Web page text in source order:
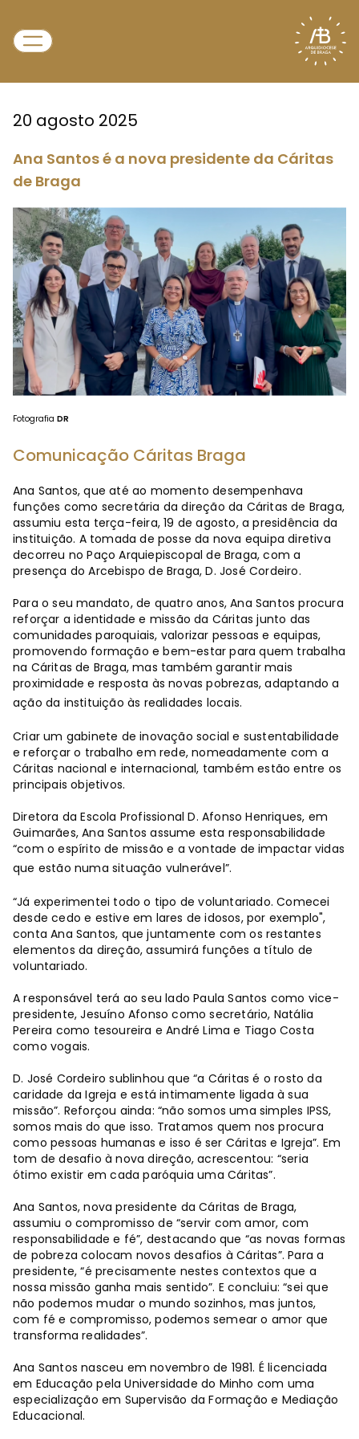
20 agosto 2025
Ana Santos é a nova presidente da Cáritas
de Braga
Fotografia DR
Comunicação Cáritas Braga
Ana Santos, que até ao momento desempenhava
funções como secretária da direção da Cáritas de Braga,
assumiu esta terça-feira, 19 de agosto, a presidência da
instituição. A tomada de posse da nova equipa diretiva
decorreu no Paço Arquiepiscopal de Braga, com a
presença do Arcebispo de Braga, D. José Cordeiro.
Para o seu mandato, de quatro anos, Ana Santos procura
reforçar a identidade e missão da Cáritas junto das
comunidades paroquiais, valorizar pessoas e equipas,
promovendo formação e bem-estar para quem trabalha
na Cáritas de Braga, mas também garantir mais
proximidade e resposta às novas pobrezas, adaptando a
ação da instituição às realidades locais.
Criar um gabinete de inovação social e sustentabilidade
e reforçar o trabalho em rede, nomeadamente com a
Cáritas nacional e internacional, também estão entre os
principais objetivos.
Diretora da Escola Profissional D. Afonso Henriques, em
Guimarães, Ana Santos assume esta responsabilidade
“com o espírito de missão e a vontade de impactar vidas
que estão numa situação vulnerável”.
“Já experimentei todo o tipo de voluntariado. Comecei
desde cedo e estive em lares de idosos, por exemplo",
conta Ana Santos, que juntamente com os restantes
elementos da direção, assumirá funções a título de
voluntariado.
A responsável terá ao seu lado Paula Santos como vice-
presidente, Jesuíno Afonso como secretário, Natália
Pereira como tesoureira e André Lima e Tiago Costa
como vogais.
D. José Cordeiro sublinhou que “a Cáritas é o rosto da
caridade da Igreja e está intimamente ligada à sua
missão”. Reforçou ainda: “não somos uma simples IPSS,
somos mais do que isso. Tratamos quem nos procura
como pessoas humanas e isso é ser Cáritas e Igreja”. Em
tom de desafio à nova direção, acrescentou: “seria
ótimo existir em cada paróquia uma Cáritas”.
Ana Santos, nova presidente da Cáritas de Braga,
assumiu o compromisso de “servir com amor, com
responsabilidade e fé”, destacando que “as novas formas
de pobreza colocam novos desafios à Cáritas”. Para a
presidente, “é precisamente nestes contextos que a
nossa missão ganha mais sentido”. E concluiu: “sei que
não podemos mudar o mundo sozinhos, mas juntos,
com fé e compromisso, podemos semear o amor que
transforma realidades”.
Ana Santos nasceu em novembro de 1981. É licenciada
em Educação pela Universidade do Minho com uma
especialização em Supervisão da Formação e Mediação
Educacional.